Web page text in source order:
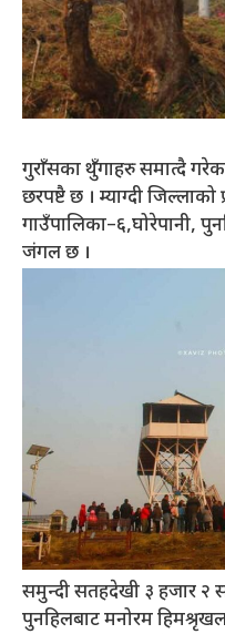
गुराँसका थुँगाहरु समात्दै
छरपष्टै छ । म्याग्दी
गाउँपालिका–६,घोरेपानी,
जंगल छ ।
समुन्दी सतहदेखी ३ हजार २
पुनहिलबाट मनोरम